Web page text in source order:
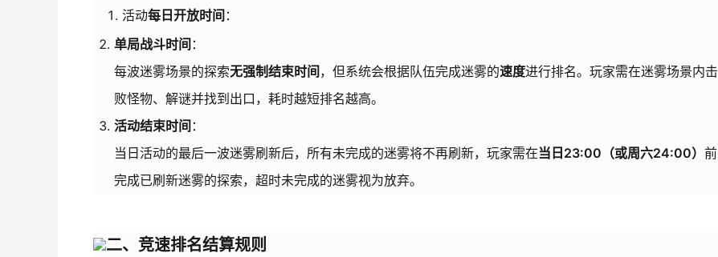
活动每日开放时间 ：
单局战斗时间 ：
每波迷雾场景的探索无强制结束时间 ，但系统会根据队伍完成迷雾的速度进行排名。玩家需在迷雾场景内击
败怪物、解谜并找到出口，耗时越短排名越高。
活动结束时间 ：
当日活动的最后一波迷雾刷新后，所有未完成的迷雾将不再刷新，玩家需在当日23:00（或周六24:00） 前
完成已刷新迷雾的探索，超时未完成的迷雾视为放弃。
二、竞速排名结算规则